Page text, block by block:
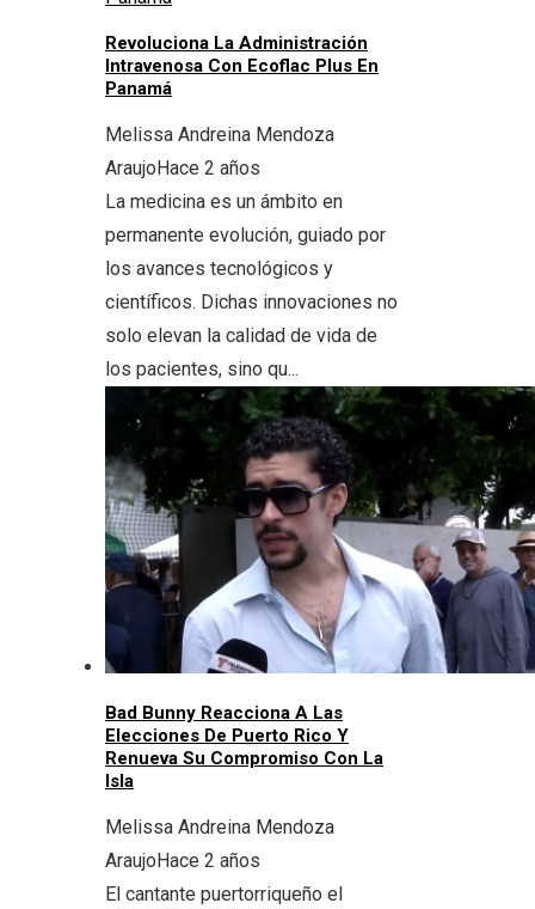
Revoluciona La Administración
Intravenosa Con Ecoflac Plus En
Panamá
Melissa Andreina Mendoza
AraujoHace 2 años
La medicina es un ámbito en
permanente evolución, guiado por
los avances tecnológicos y
científicos. Dichas innovaciones no
solo elevan la calidad de vida de
los pacientes, sino qu...
Bad Bunny Reacciona A Las
Elecciones De Puerto Rico Y
Renueva Su Compromiso Con La
Isla
Melissa Andreina Mendoza
AraujoHace 2 años
El cantante puertorriqueño el